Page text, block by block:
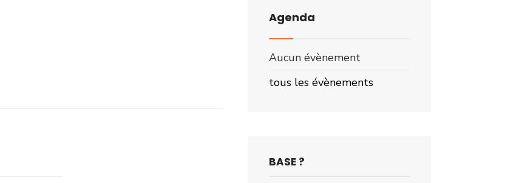
Agenda
Aucun évènement
tous les évènements
BASE ?